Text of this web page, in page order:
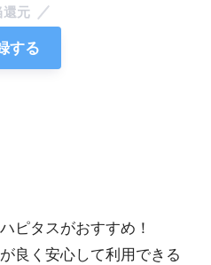
還元
する
ピタスがおすすめ！
良く安心して利用できる